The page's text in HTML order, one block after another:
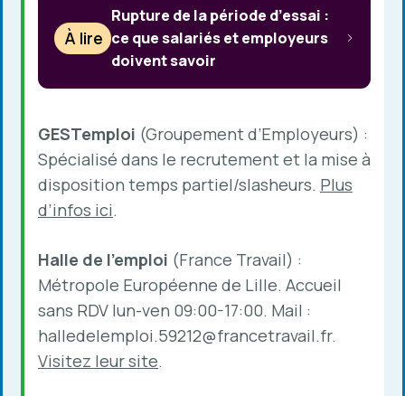
À lire
Rupture de la période d’essai :
ce que salariés et employeurs
doivent savoir
GESTemploi (Groupement d’Employeurs) :
Spécialisé dans le recrutement et la mise à
disposition temps partiel/slasheurs. Plus
d’infos ici.
Halle de l’emploi (France Travail) :
Métropole Européenne de Lille. Accueil
sans RDV lun-ven 09:00-17:00. Mail :
halledelemploi.59212@francetravail.fr.
Visitez leur site.